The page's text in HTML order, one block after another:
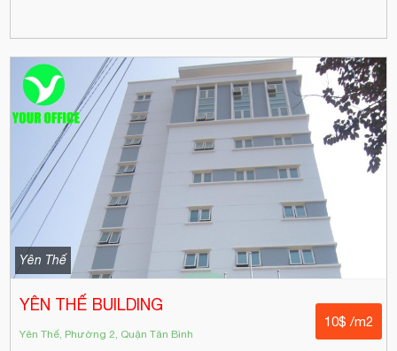
Yên Thế
YÊN THẾ BUILDING
Yên Thế, Phường 2, Quận Tân Bình
10$ /m2